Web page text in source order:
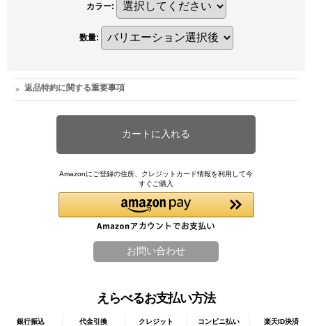
カラー:
数量:
返品特約に関する重要事項
Amazonにご登録の住所、クレジットカード情報を利用して今
すぐご購入
えらべるお支払い方法
銀行振込 代金引換 クレジット コンビニ払い 楽天ID決済